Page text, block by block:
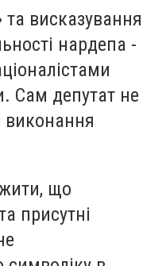
та висказування
нардепа -
Сам депутат не
виконання
що
присутні